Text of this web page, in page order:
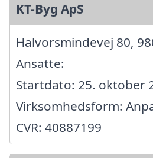
KT-Byg ApS
Halvorsmindevej 80,
Ansatte:
Startdato: 25. oktober
Virksomhedsform:
CVR: 40887199